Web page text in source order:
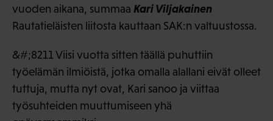
vuoden aikana, summaa Kari Viljakainen
Rautatieläisten liitosta kauttaan SAK:n valtuustossa.
&#;8211 Viisi vuotta sitten täällä puhuttiin
työelämän ilmiöistä, jotka omalla alallani eivät olleet
tuttuja, mutta nyt ovat, Kari sanoo ja viittaa
työsuhteiden muuttumiseen yhä